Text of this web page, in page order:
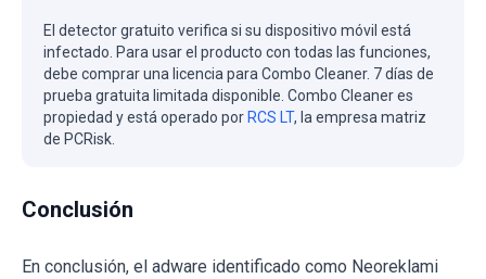
El detector gratuito verifica si su dispositivo móvil está
infectado. Para usar el producto con todas las funciones,
debe comprar una licencia para Combo Cleaner. 7 días de
prueba gratuita limitada disponible. Combo Cleaner es
propiedad y está operado por RCS LT, la empresa matriz
de PCRisk.
Conclusión
En conclusión, el adware identificado como Neoreklami